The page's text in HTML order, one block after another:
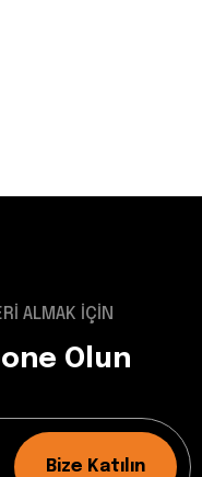
ALMAK İÇİN
Olun
Bize Katılın